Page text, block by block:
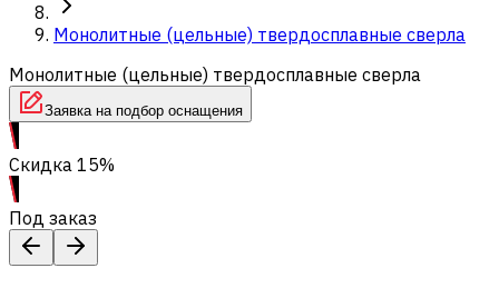
Монолитные (цельные) твердосплавные сверла
Монолитные (цельные) твердосплавные сверла
Заявка на подбор оснащения
Скидка 15%
Под заказ